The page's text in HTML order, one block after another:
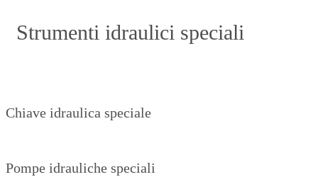
Strumenti idraulici speciali
Chiave idraulica speciale
Pompe idrauliche speciali